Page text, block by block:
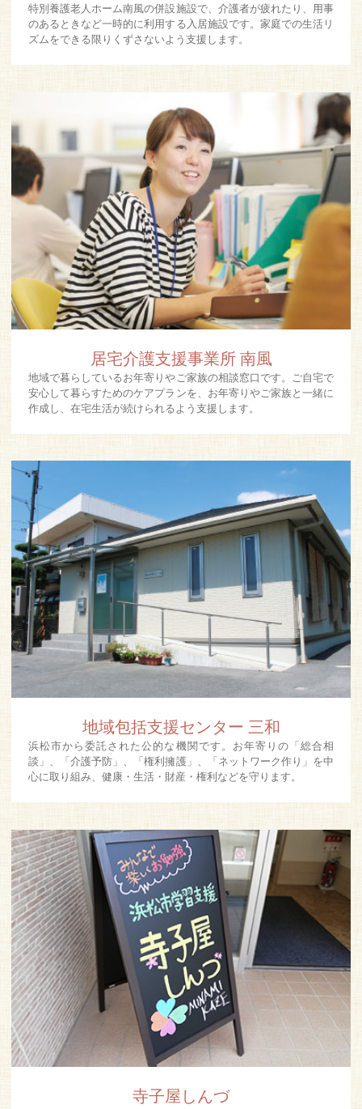
特別養護老人ホーム南風の併設施設で、介護者が疲れたり、用事
のあるときなど一時的に利用する入居施設です。家庭での生活リ
ズムをできる限りくずさないよう支援します。
居宅介護支援事業所 南風
地域で暮らしているお年寄りやご家族の相談窓口です。ご自宅で
安心して暮らすためのケアプランを、お年寄りやご家族と一緒に
作成し、在宅生活が続けられるよう支援します。
地域包括支援センター 三和
浜松市から委託された公的な機関です。お年寄りの「総合相
談」、「介護予防」、「権利擁護」、「ネットワーク作り」を中
心に取り組み、健康・生活・財産・権利などを守ります。
寺子屋しんづ